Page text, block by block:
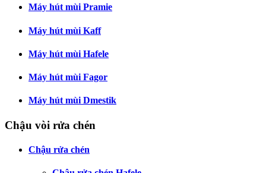
Máy hút mùi Pramie
Máy hút mùi Kaff
Máy hút mùi Hafele
Máy hút mùi Fagor
Máy hút mùi Dmestik
Chậu vòi rửa chén
Chậu rửa chén